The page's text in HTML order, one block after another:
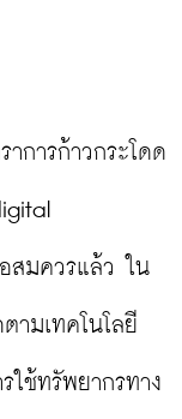
การก้าวกระโดด
สมควรแล้ว ใน
ามเทคโนโลยี
ช้ทรัพยากรทาง